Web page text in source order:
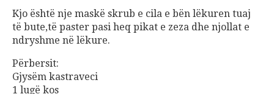
Kjo është nje maskë skrub e cila e bën lëkuren tuaj
të bute,të paster pasi heq pikat e zeza dhe njollat e
ndryshme në lëkure.
Përbersit:
Gjysëm kastraveci
1 lugë kos